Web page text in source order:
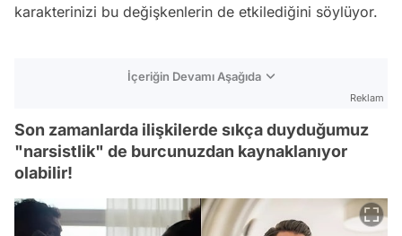
karakterinizi bu değişkenlerin de etkilediğini söylüyor.
İçeriğin Devamı Aşağıda
Reklam
Son zamanlarda ilişkilerde sıkça duyduğumuz
"narsistlik" de burcunuzdan kaynaklanıyor
olabilir!